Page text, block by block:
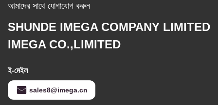
আমাদের সাথে যোগাযোগ করুন
SHUNDE IMEGA COMPANY LIMITED
IMEGA CO.,LIMITED
ই-মেইল
sales8@imega.cn